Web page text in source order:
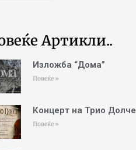
Артикли..
Изложба “Дома”
Повеќе »
Концерт на Трио Долче
Повеќе »